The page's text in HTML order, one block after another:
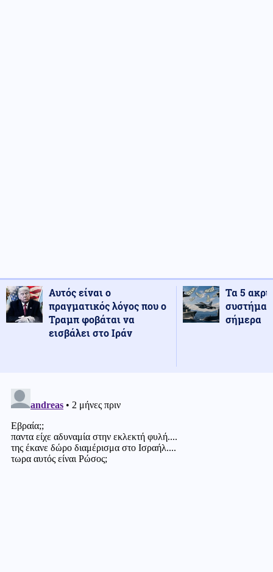
Αυτός είναι ο
πραγματικός λόγος που ο
Τραμπ φοβάται να
εισβάλει στο Ιράν
Τα 5
σήμερα